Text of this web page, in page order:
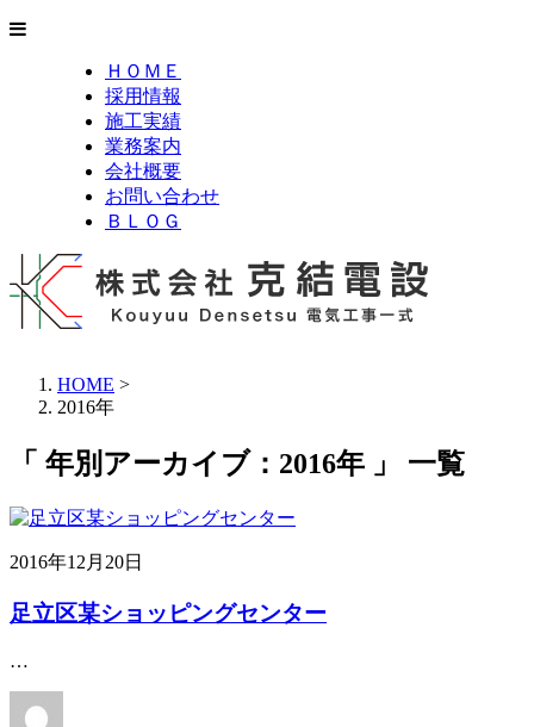
ＨＯＭＥ
採用情報
施工実績
業務案内
会社概要
お問い合わせ
ＢＬＯＧ
HOME >
2016年
「 年別アーカイブ：2016年 」 一覧
2016年12月20日
足立区某ショッピングセンター
…